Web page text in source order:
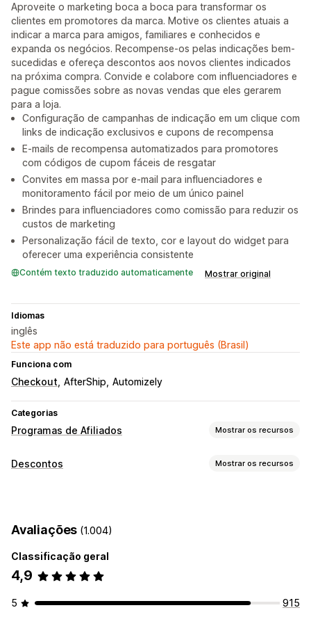
Aproveite o marketing boca a boca para transformar os
clientes em promotores da marca. Motive os clientes atuais a
indicar a marca para amigos, familiares e conhecidos e
expanda os negócios. Recompense-os pelas indicações bem-
sucedidas e ofereça descontos aos novos clientes indicados
na próxima compra. Convide e colabore com influenciadores e
pague comissões sobre as novas vendas que eles gerarem
para a loja.
Configuração de campanhas de indicação em um clique com
links de indicação exclusivos e cupons de recompensa
E-mails de recompensa automatizados para promotores
com códigos de cupom fáceis de resgatar
Convites em massa por e-mail para influenciadores e
monitoramento fácil por meio de um único painel
Brindes para influenciadores como comissão para reduzir os
custos de marketing
Personalização fácil de texto, cor e layout do widget para
oferecer uma experiência consistente
Contém texto traduzido automaticamente Mostrar original
Idiomas
inglês
Este app não está traduzido para português (Brasil)
Funciona com
Checkout AfterShip Automizely
Categorias
Programas de Afiliados Mostrar os recursos
Opções de comissão
Links de afiliado
Análises
Painéis de controle personalizados Portal de marca
Descontos Mostrar os recursos
Gerenciamento de descontos
Ferramenta de edição
Código personalizado
Avaliações (1.004)
Classificação geral
4,9
5
915